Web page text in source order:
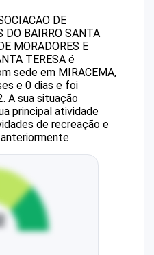
DE
DO BAIRRO SANTA
MORADORES E
TERESA é
sede em MIRACEMA,
e 0 dias e foi
A sua situação
principal atividade
de recreação e